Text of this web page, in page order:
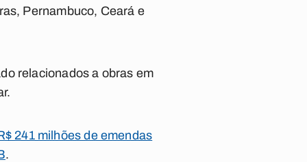
Pernambuco, Ceará e
relacionados a obras em
241 milhões de emendas
.